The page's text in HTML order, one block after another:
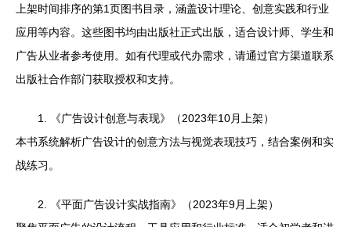
上架时间排序的第1页图书目录，涵盖设计理论、创意实践和行业
应用等内容。这些图书均由出版社正式出版，适合设计师、学生和
广告从业者参考使用。如有代理或代办需求，请通过官方渠道联系
出版社合作部门获取授权和支持。
1. 《广告设计创意与表现》（2023年10月上架）
本书系统解析广告设计的创意方法与视觉表现技巧，结合案例和实
战练习。
2. 《平面广告设计实战指南》（2023年9月上架）